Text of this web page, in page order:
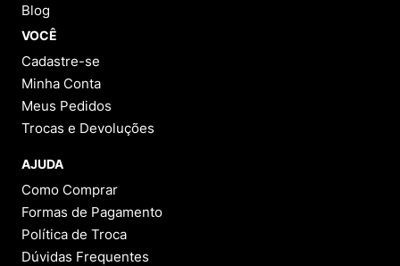
Blog
VOCÊ
Cadastre-se
Minha Conta
Meus Pedidos
Trocas e Devoluções
AJUDA
Como Comprar
Formas de Pagamento
Política de Troca
Dúvidas Frequentes